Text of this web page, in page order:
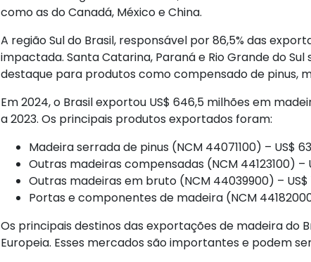
como as do Canadá, México e China.
A região Sul do Brasil, responsável por 86,5% das
impactada. Santa Catarina, Paraná e Rio Grande do
destaque para produtos como compensado de pinus,
Em 2024, o Brasil exportou US$ 646,5 milhões em
a 2023. Os principais produtos exportados foram:
Madeira serrada de pinus (NCM 44071100) – US$
Outras madeiras compensadas (NCM 44123100) –
Outras madeiras em bruto (NCM 44039900) – US$
Portas e componentes de madeira (NCM
Os principais destinos das exportações de madeira do
Europeia. Esses mercados são importantes e podem